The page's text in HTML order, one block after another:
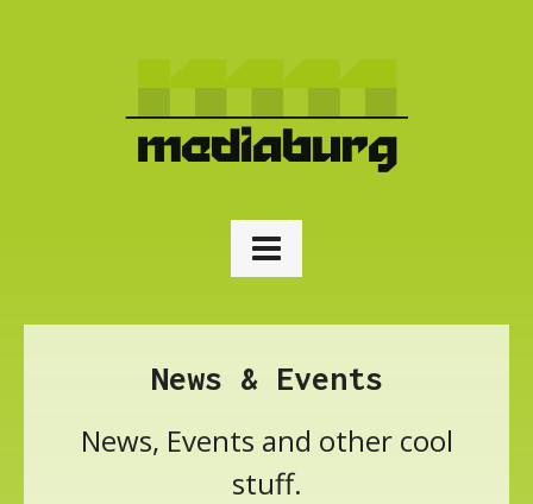
News & Events
News, Events and other cool
stuff.